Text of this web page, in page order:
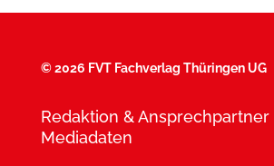
©2026 FVT Fachverlag Thüringen UG
Redaktion & Ansprechpartner
Mediadaten